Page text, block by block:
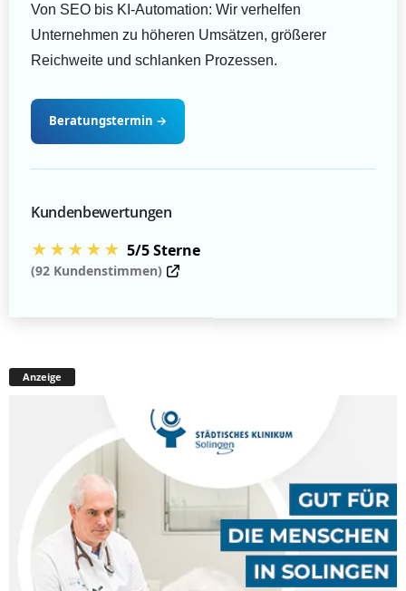
Von SEO bis KI-Automation: Wir verhelfen
Unternehmen zu höheren Umsätzen, größerer
Reichweite und schlanken Prozessen.
Beratungstermin →
Kundenbewertungen
★★★★★ 5/5 Sterne
(92 Kundenstimmen)
Anzeige